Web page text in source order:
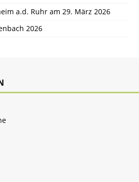
a.d. Ruhr am 29. März 2026
2026